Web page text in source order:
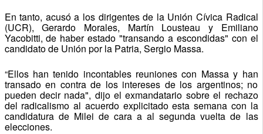
En tanto, acusó a los dirigentes de la Unión Cívica Radical
(UCR), Gerardo Morales, Martín Lousteau y Emiliano
Yacobitti, de haber estado "transando a escondidas" con el
candidato de Unión por la Patria, Sergio Massa.
“Ellos han tenido incontables reuniones con Massa y han
transado en contra de los intereses de los argentinos; no
pueden decir nada", dijo el exmandatario sobre el rechazo
del radicalismo al acuerdo explicitado esta semana con la
candidatura de Milei de cara a al segunda vuelta de las
elecciones.